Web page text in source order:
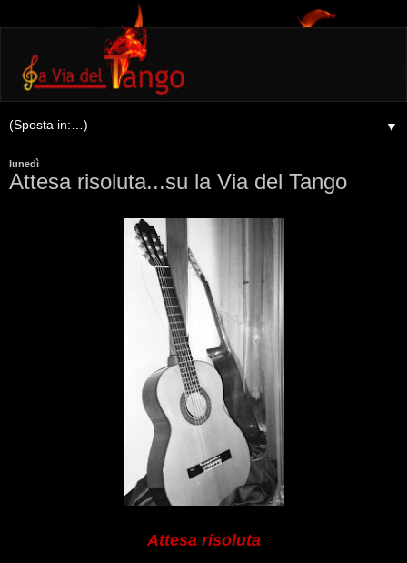
▼
lunedì
Attesa risoluta...su la Via del Tango
Attesa risoluta